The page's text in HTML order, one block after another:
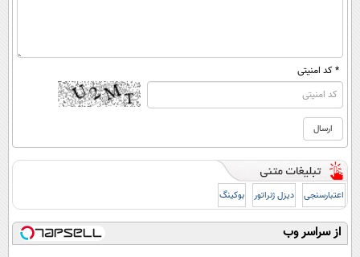
* کد امنیتی
اعتبارسنجی دیزل ژنراتور بوکینگ
از سراسر وب